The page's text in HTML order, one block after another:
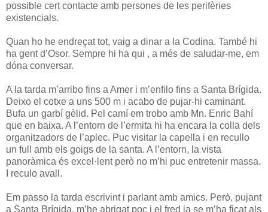
possible cert contacte amb persones de les perifèries
existencials.
Quan ho he endreçat tot, vaig a dinar a la Codina. També hi
ha gent d’Osor. Sempre hi ha qui , a més de saludar-me, em
dóna conversar.
A la tarda m’arribo fins a Amer i m’enfilo fins a Santa Brígida.
Deixo el cotxe a uns 500 m i acabo de pujar-hi caminant.
Bufa un garbí gèlid. Pel camí em trobo amb Mn. Enric Bahí
que en baixa. A l’entorn de l’ermita hi ha encara la colla dels
organitzadors de l’aplec. Puc visitar la capella i en recullo
un full amb els goigs de la santa. A l’entorn, la vista
panoràmica és excel·lent però no m’hi puc entretenir massa.
I reculo avall.
Em passo la tarda escrivint i parlant amb amics. Però, pujant
a Santa Brígida, m’he abrigat poc i el fred ja se m’ha ficat als